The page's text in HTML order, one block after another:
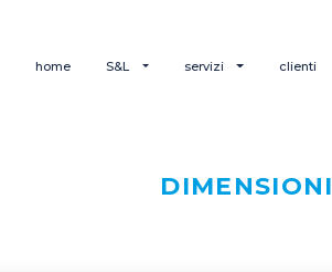
home S&L servizi clienti
DIMENSIONI